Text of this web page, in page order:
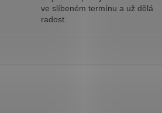
ve slíbeném termínu a už dělá
radost.